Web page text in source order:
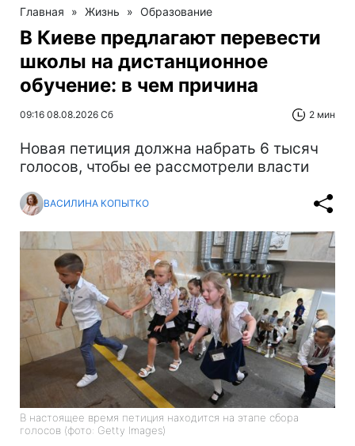
Главная » Жизнь » Образование
В Киеве предлагают перевести
школы на дистанционное
обучение: в чем причина
09:16 08.08.2026 Сб 2 мин
Новая петиция должна набрать 6 тысяч
голосов, чтобы ее рассмотрели власти
ВАСИЛИНА КОПЫТКО
В настоящее время петиция находится на этапе сбора
голосов (фото: Getty Images)